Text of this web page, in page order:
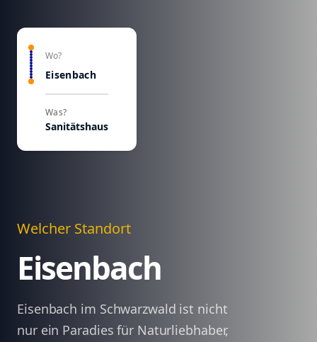
Wo?
Eisenbach
Was?
Sanitätshaus
Welcher Standort
Eisenbach
Eisenbach im Schwarzwald ist nicht
nur ein Paradies für Naturliebhaber,